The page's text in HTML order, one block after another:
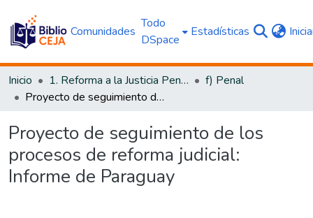
Comunidades
Todo
DSpace
Estadísticas
Inicio 1. Reforma a la Justicia Penal
f) Penal
Proyecto de seguimiento de los procesos de reforma judicial: Informe de Paraguay
Proyecto de seguimiento de los
procesos de reforma judicial:
Informe de Paraguay